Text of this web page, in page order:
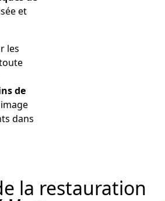
et
les
de
dans
la restauration